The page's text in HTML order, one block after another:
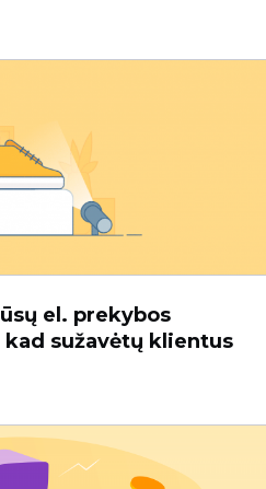
el. prekybos
sužavėtų klientus